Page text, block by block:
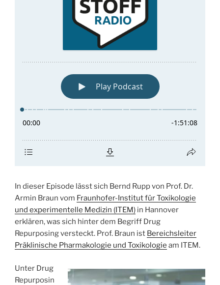
In dieser Episode lässt sich Bernd Rupp von Prof. Dr.
Armin Braun vom Fraunhofer-Institut für Toxikologie
und experimentelle Medizin (ITEM) in Hannover
erklären, was sich hinter dem Begriff Drug
Repurposing versteckt. Prof. Braun ist Bereichsleiter
Präklinische Pharmakologie und Toxikologie am ITEM.
Unter Drug
Repurposin